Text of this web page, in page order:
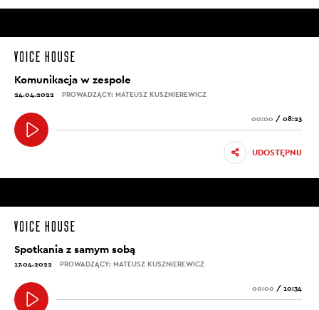
Komunikacja w zespole
24.04.2022 PROWADZĄCY: MATEUSZ KUSZNIEREWICZ
00:00 / 08:23
UDOSTĘPNIJ
Spotkania z samym sobą
17.04.2022 PROWADZĄCY: MATEUSZ KUSZNIEREWICZ
00:00 / 10:34